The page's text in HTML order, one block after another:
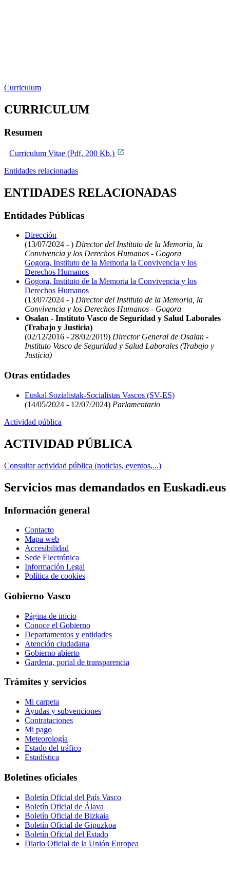
Curriculum
CURRICULUM
Resumen
Curriculum Vitae (Pdf, 200 Kb.)
Entidades relacionadas
ENTIDADES RELACIONADAS
Entidades Públicas
Dirección
(13/07/2024 - ) Director del Instituto de la Memoria, la
Convivencia y los Derechos Humanos - Gogora
Gogora, Instituto de la Memoria la Convivencia y los
Derechos Humanos
Gogora, Instituto de la Memoria la Convivencia y los
Derechos Humanos
(13/07/2024 - ) Director del Instituto de la Memoria, la
Convivencia y los Derechos Humanos - Gogora
Osalan - Instituto Vasco de Seguridad y Salud Laborales
(Trabajo y Justicia)
(02/12/2016 - 28/02/2019) Director General de Osalan -
Instituto Vasco de Seguridad y Salud Laborales (Trabajo y
Justicia)
Otras entidades
Euskal Sozialistak-Socialistas Vascos (SV-ES)
(14/05/2024 - 12/07/2024) Parlamentario
Actividad pública
ACTIVIDAD PÚBLICA
Consultar actividad pública (noticias, eventos,...)
Servicios mas demandados en Euskadi.eus
Información general
Contacto
Mapa web
Accesibilidad
Sede Electrónica
Información Legal
Política de cookies
Gobierno Vasco
Página de inicio
Conoce el Gobierno
Departamentos y entidades
Atención ciudadana
Gobierno abierto
Gardena, portal de transparencia
Trámites y servicios
Mi carpeta
Ayudas y subvenciones
Contrataciones
Mi pago
Meteorología
Estado del tráfico
Estadística
Boletines oficiales
Boletín Oficial del País Vasco
Boletín Oficial de Álava
Boletín Oficial de Bizkaia
Boletín Oficial de Gipuzkoa
Boletín Oficial del Estado
Diario Oficial de la Unión Europea